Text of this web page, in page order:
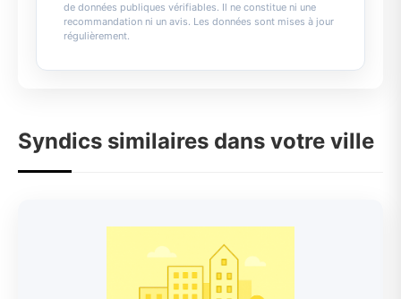
de données publiques vérifiables. Il ne constitue ni une
recommandation ni un avis. Les données sont mises à jour
régulièrement.
Syndics similaires dans votre ville